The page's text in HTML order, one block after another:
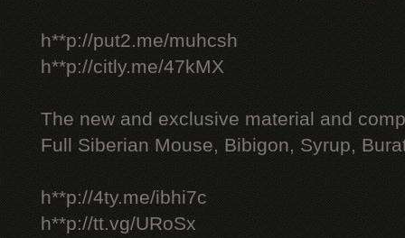
h**p://put2.me/muhcsh
h**p://citly.me/47kMX
The new and exclusive material and
Full Siberian Mouse, Bibigon, Syrup,
h**p://4ty.me/ibhi7c
h**p://tt.vg/URoSx